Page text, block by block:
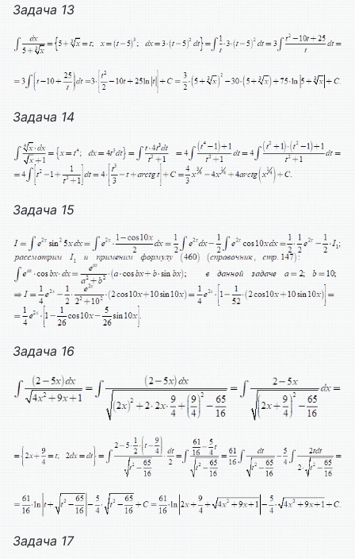
Задача 13
Задача 14
Задача 15
Задача 16
Задача 17